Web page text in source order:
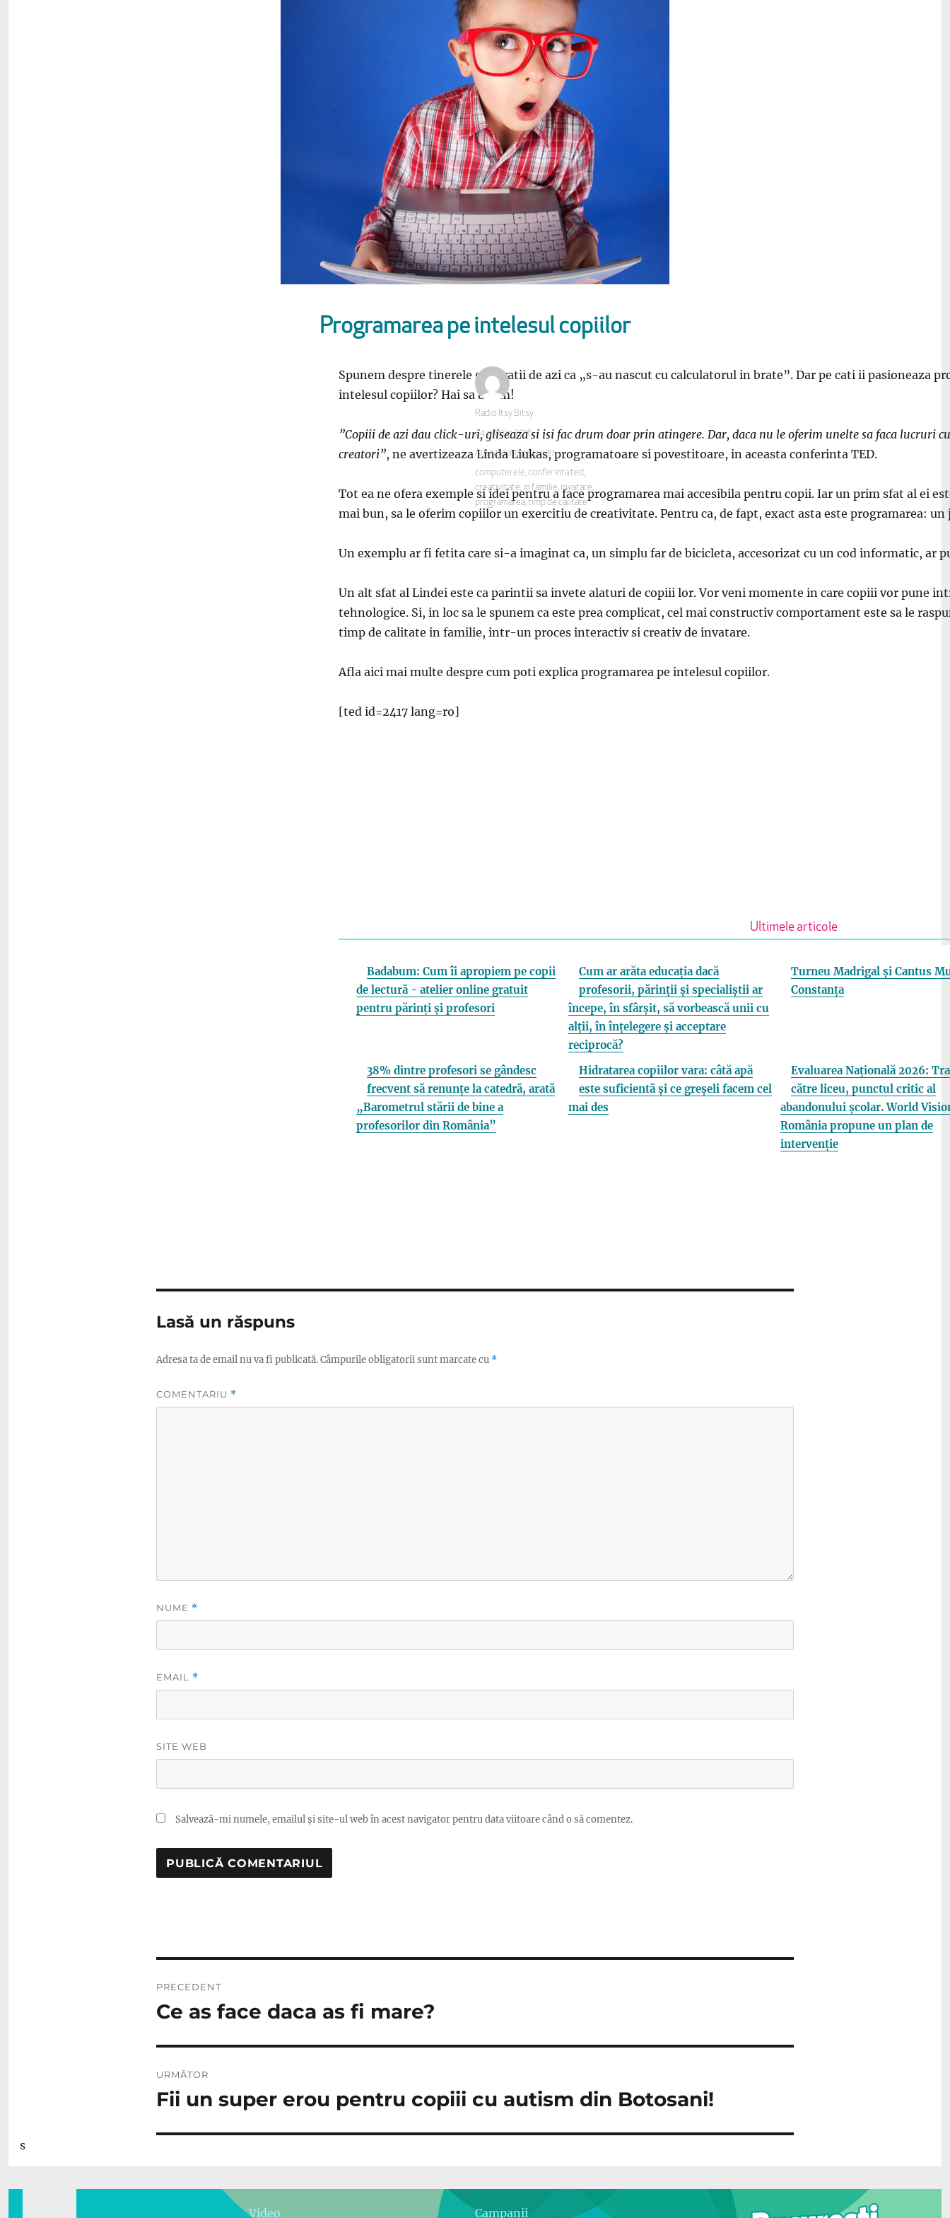
Programarea pe intelesul copiilor
Spunem despre tinerele generatii de azi ca „s-au nascut cu calculatorul in brate”. Dar pe cati ii pasioneaza
intelesul copiilor? Hai sa aflam!
”Copiii de azi dau click-uri, gliseaza si isi fac drum doar prin atingere. Dar, daca nu le oferim unelte sa faca lucruri
creatori”, ne avertizeaza Linda Liukas, programatoare si povestitoare, in aceasta conferinta TED.
Tot ea ne ofera exemple si idei pentru a face programarea mai accesibila pentru copii. Iar un prim sfat al ei
mai bun, sa le oferim copiilor un exercitiu de creativitate. Pentru ca, de fapt, exact asta este programarea: un
Un exemplu ar fi fetita care si-a imaginat ca, un simplu far de bicicleta, accesorizat cu un cod informatic, ar
Un alt sfat al Lindei este ca parintii sa invete alaturi de copiii lor. Vor veni momente in care copiii vor pune
tehnologice. Si, in loc sa le spunem ca este prea complicat, cel mai constructiv comportament este sa le
timp de calitate in familie, intr-un proces interactiv si creativ de invatare.
Afla aici mai multe despre cum poti explica programarea pe intelesul copiilor.
[ted id=2417 lang=ro]
Ultimele articole
Badabum: Cum îi apropiem pe copii
de lectură - atelier online gratuit
pentru părinți și profesori
Cum ar arăta educația dacă
profesorii, părinții și specialiștii ar
începe, în sfârșit, să vorbească unii cu
alții, în înțelegere și acceptare
reciprocă?
Turneu Madrigal și Cantus
Constanța
38% dintre profesori se gândesc
frecvent să renunțe la catedră, arată
„Barometrul stării de bine a
profesorilor din România”
Hidratarea copiilor vara: câtă apă
este suficientă și ce greșeli facem cel
mai des
Evaluarea Națională 2026:
către liceu, punctul critic al
abandonului școlar. World
România propune un plan de
intervenție
Autor
Radio Itsy Bitsy
Publicat
pe
24 martie 2016
Categorii
Antispalare pe creier
Etichete
computerele,conferinta ted,
creativitate, in familie, invatare,
programarea,timp de calitate
Lasă un răspuns
Adresa ta de email nu va fi publicată.Câmpurile obligatorii sunt marcate cu *
COMENTARIU *
NUME *
EMAIL *
SITE WEB
Salvează-mi numele, emailul și site-ul web în acest navigator pentru data viitoare când o să comentez.
în
PRECEDENT
Articolul
Ce as face daca as fi mare?
URMĂTOR
Articolul
Fii un super erou pentru copiii cu autism din Botosani!
s
Video Campanii